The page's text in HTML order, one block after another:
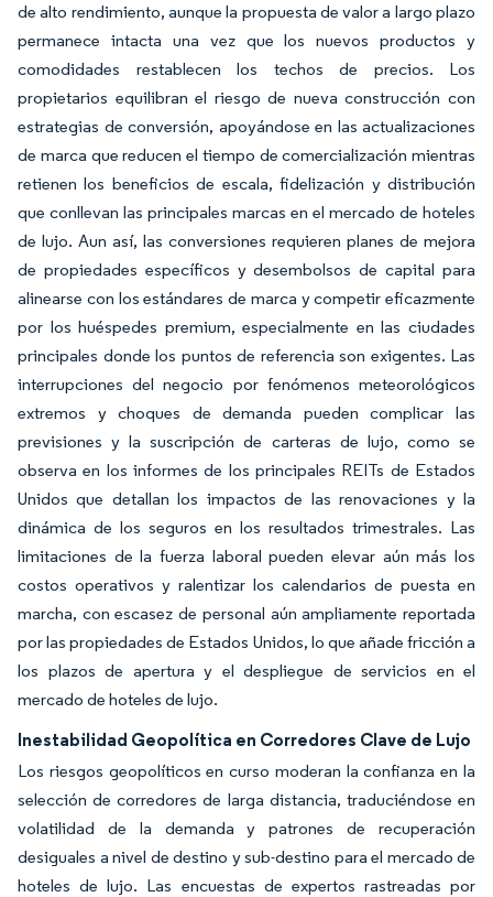
de alto rendimiento, aunque la propuesta de valor a largo plazo
permanece intacta una vez que los nuevos productos y
comodidades restablecen los techos de precios. Los
propietarios equilibran el riesgo de nueva construcción con
estrategias de conversión, apoyándose en las actualizaciones
de marca que reducen el tiempo de comercialización mientras
retienen los beneficios de escala, fidelización y distribución
que conllevan las principales marcas en el mercado de hoteles
de lujo. Aun así, las conversiones requieren planes de mejora
de propiedades específicos y desembolsos de capital para
alinearse con los estándares de marca y competir eficazmente
por los huéspedes premium, especialmente en las ciudades
principales donde los puntos de referencia son exigentes. Las
interrupciones del negocio por fenómenos meteorológicos
extremos y choques de demanda pueden complicar las
previsiones y la suscripción de carteras de lujo, como se
observa en los informes de los principales REITs de Estados
Unidos que detallan los impactos de las renovaciones y la
dinámica de los seguros en los resultados trimestrales. Las
limitaciones de la fuerza laboral pueden elevar aún más los
costos operativos y ralentizar los calendarios de puesta en
marcha, con escasez de personal aún ampliamente reportada
por las propiedades de Estados Unidos, lo que añade fricción a
los plazos de apertura y el despliegue de servicios en el
mercado de hoteles de lujo.
Inestabilidad Geopolítica en Corredores Clave de Lujo
Los riesgos geopolíticos en curso moderan la confianza en la
selección de corredores de larga distancia, traduciéndose en
volatilidad de la demanda y patrones de recuperación
desiguales a nivel de destino y sub-destino para el mercado de
hoteles de lujo. Las encuestas de expertos rastreadas por